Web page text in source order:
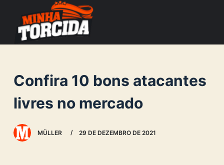
o
c
o
Confira 10 bons atacantes
livres no mercado
MÜLLER 29 DE DEZEMBRO DE 2021